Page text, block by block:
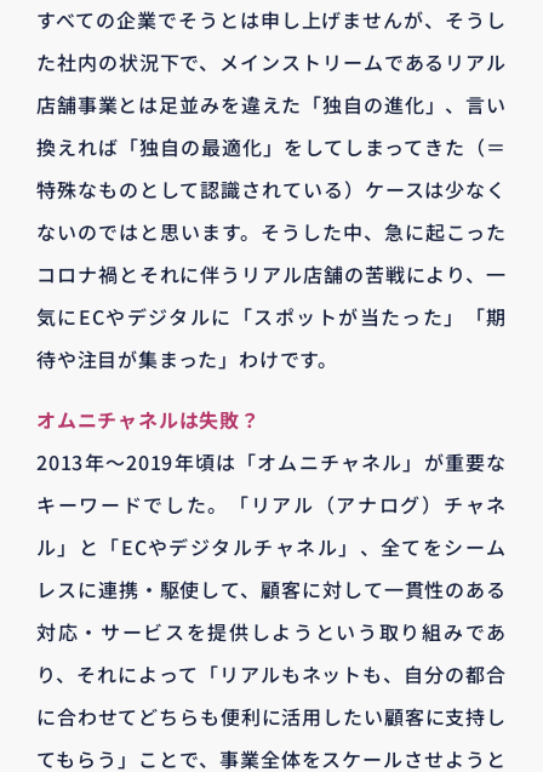
すべての企業でそうとは申し上げませんが、そうし
た社内の状況下で、メインストリームであるリアル
店舗事業とは足並みを違えた「独自の進化」、言い
換えれば「独自の最適化」をしてしまってきた（＝
特殊なものとして認識されている）ケースは少なく
ないのではと思います。そうした中、急に起こった
コロナ禍とそれに伴うリアル店舗の苦戦により、一
気にECやデジタルに「スポットが当たった」「期
待や注目が集まった」わけです。
オムニチャネルは失敗？
2013年～2019年頃は「オムニチャネル」が重要な
キーワードでした。「リアル（アナログ）チャネ
ル」と「ECやデジタルチャネル」、全てをシーム
レスに連携・駆使して、顧客に対して一貫性のある
対応・サービスを提供しようという取り組みであ
り、それによって「リアルもネットも、自分の都合
に合わせてどちらも便利に活用したい顧客に支持し
てもらう」ことで、事業全体をスケールさせようと